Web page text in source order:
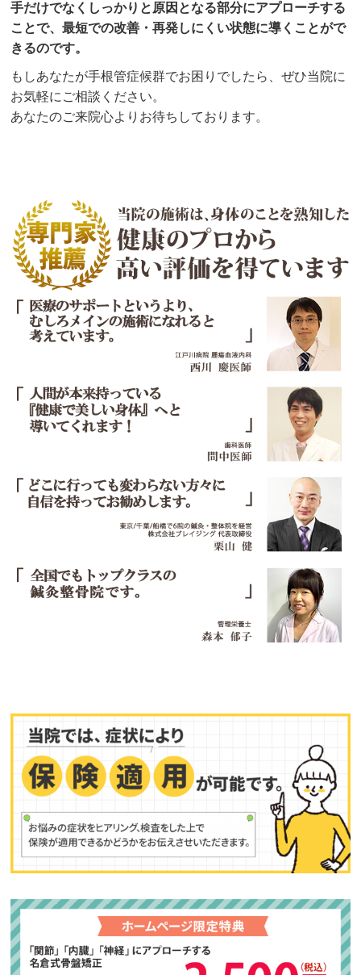
手だけでなくしっかりと原因となる部分にアプローチする
ことで、最短での改善・再発しにくい状態に導くことがで
きるのです。
もしあなたが手根管症候群でお困りでしたら、ぜひ当院に
お気軽にご相談ください。
あなたのご来院心よりお待ちしております。